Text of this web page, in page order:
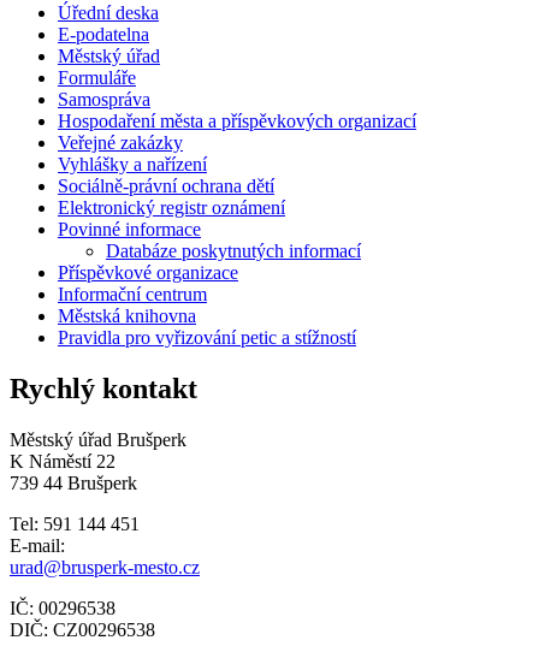
Úřední deska
E-podatelna
Městský úřad
Formuláře
Samospráva
Hospodaření města a příspěvkových organizací
Veřejné zakázky
Vyhlášky a nařízení
Sociálně-právní ochrana dětí
Elektronický registr oznámení
Povinné informace
Databáze poskytnutých informací
Příspěvkové organizace
Informační centrum
Městská knihovna
Pravidla pro vyřizování petic a stížností
Rychlý kontakt
Městský úřad Brušperk
K Náměstí 22
739 44 Brušperk
Tel: 591 144 451
E-mail:
urad@brusperk-mesto.cz
IČ: 00296538
DIČ: CZ00296538